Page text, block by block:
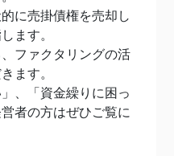
に売掛債権を売却し
ます。
ファクタリングの活
ます。
、「資金繰りに困っ
者の方はぜひご覧に